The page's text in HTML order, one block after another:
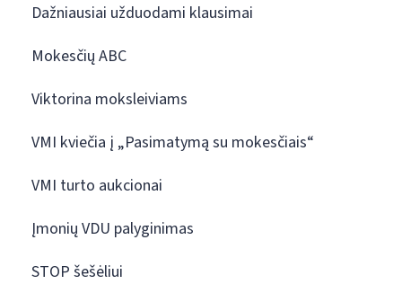
Dažniausiai užduodami klausimai
Mokesčių ABC
Viktorina moksleiviams
VMI kviečia į „Pasimatymą su mokesčiais“
VMI turto aukcionai
Įmonių VDU palyginimas
STOP šešėliui